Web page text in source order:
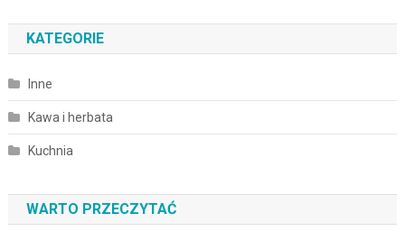
KATEGORIE
Inne
Kawa i herbata
Kuchnia
WARTO PRZECZYTAĆ